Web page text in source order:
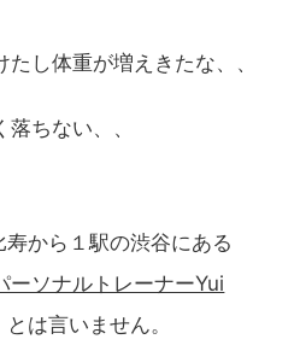
し体重が増えきたな、、
ちない、、
から１駅の渋谷にある
ソナルトレーナーYui
は言いません。